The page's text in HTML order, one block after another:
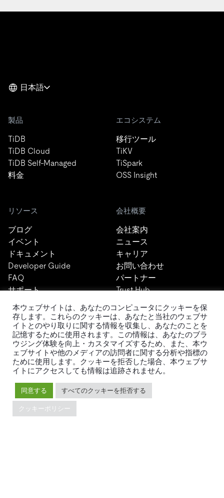
日本語
製品
TiDB
TiDB Cloud
TiDB Self-Managed
料金
エコシステム
移行ツール
TiKV
TiSpark
OSS Insight
リソース
ブログ
イベント
ドキュメント
Developer Guide
FAQ
サポート
会社概要
会社案内
ニュース
キャリア
お問い合わせ
パートナー
Trust Hub
セキュリティ
メンテナンスポリシー
ブランドガイドライン
TiDBの最新情報
本ウェブサイトは、あなたのコンピュータにクッキーを保
存します。これらのクッキーは、あなたと当社のウェブサ
イトとのやり取りに関する情報を収集し、あなたのことを
記憶するために使用されます。この情報は、あなたのブラ
ウジング体験を向上・カスタマイズするため、また、本ウ
ェブサイトや他のメディアの訪問者に関する分析や指標の
ために使用します。クッキーを拒否した場合、本ウェブサ
イトにアクセスしても情報は追跡されません。
同意する すべてのクッキーを拒否する
クッキーポリシー